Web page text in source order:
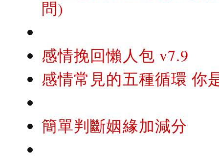
問)
感情挽回懶人包 v7.9
感情常見的五種循環 你
簡單判斷姻緣加減分